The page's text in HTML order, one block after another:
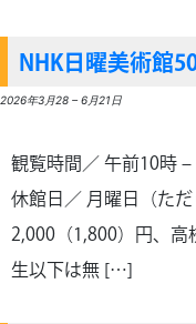
NHK日曜美術館
2026年3月28 –6月21日
観覧時間／ 午前10時 –
休館日／ 月曜日（た
2,000（1,800）円、
生以下は無 […]